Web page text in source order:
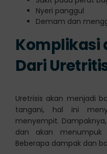
Nyeri panggul
Demam dan
Komplikasi
Dari
Uretrisis akan menjadi
tangani, hal ini
menyempit.
dan akan
Beberapa dampak dan